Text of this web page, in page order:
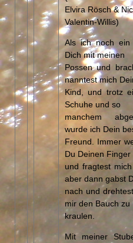
Elvira Rösch &
Valentin-Willis)
Als ich noch ein
Dich mit meinen
Possen und
nanntest mich
Kind, und trotz
Schuhe und so
manchem
wurde ich Dein
Freund. Immer
Du Deinen Finger
und fragtest
aber dann gabst
nach und
mir den Bauch zu
kraulen.
Mit meiner